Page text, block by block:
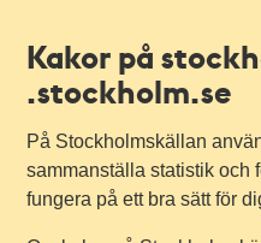
Kakor på
.stockholm.se
På Stockholmskällan
sammanställa statistik och
fungera på ett bra sätt för